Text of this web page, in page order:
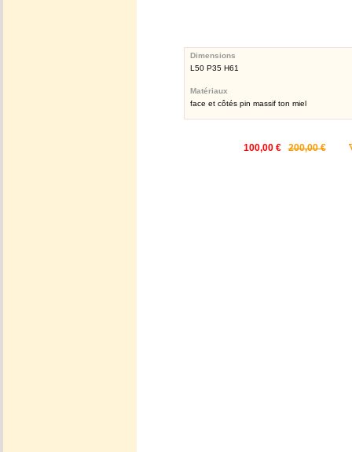
Dimensions
L50 P35 H61
Matériaux
face et côtés pin massif ton miel
100,00 € 200,00 €